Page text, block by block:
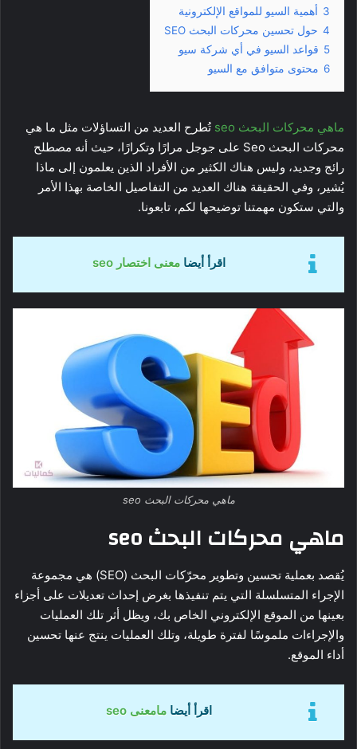
3 أهمية السيو للمواقع الإلكترونية
4 حول تحسين محركات البحث SEO
5 قواعد السيو في أي شركة سيو
6 محتوى متوافق مع السيو
ماهي محركات البحث seo
تُطرح العديد من التساؤلات مثل ما هي
محركات البحث Seo على جوجل مرارًا وتكرارًا، حيث أنه مصطلح
رائج وجديد، وليس هناك الكثير من الأفراد الذين يعلمون إلى ماذا
يُشير، وفي الحقيقة هناك العديد من التفاصيل الخاصة بهذا الأمر
والتي ستكون مهمتنا توضيحها لكم، تابعونا.
اقرأ أيضامعنى اختصار seo
ماهي محركات البحث seo
ماهي محركات البحث seo
يُقصد بعملية تحسين وتطوير محرّكات البحث (SEO) هي مجموعة
الإجراء المتسلسلة التي يتم تنفيذها بغرض إحداث تعديلات على أجزاء
بعينها من الموقع الإلكتروني الخاص بك، ويظل أثر تلك العمليات
والإجراءات ملموسًا لفترة طويلة، وتلك العمليات ينتج عنها تحسين
أداء الموقع.
اقرأ أيضامامعنى seo